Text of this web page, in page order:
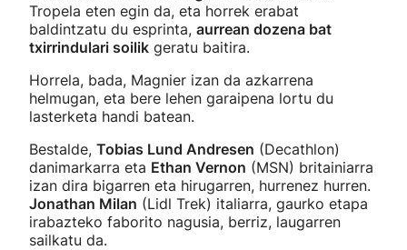
Tropela eten egin da, eta horrek erabat
baldintzatu du esprinta, aurrean dozena bat
txirrindulari soilik geratu baitira.
Horrela, bada, Magnier izan da azkarrena
helmugan, eta bere lehen garaipena lortu du
lasterketa handi batean.
Bestalde, Tobias Lund Andresen (Decathlon)
danimarkarra eta Ethan Vernon (MSN) britainiarra
izan dira bigarren eta hirugarren, hurrenez hurren.
Jonathan Milan (Lidl Trek) italiarra, gaurko etapa
irabazteko faborito nagusia, berriz, laugarren
sailkatu da.